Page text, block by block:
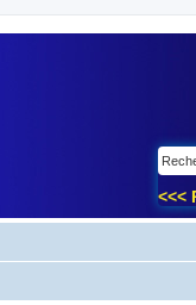
<<<